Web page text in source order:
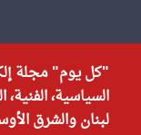
"كل يوم" مجلة
السياسية،
لبنان والشرق